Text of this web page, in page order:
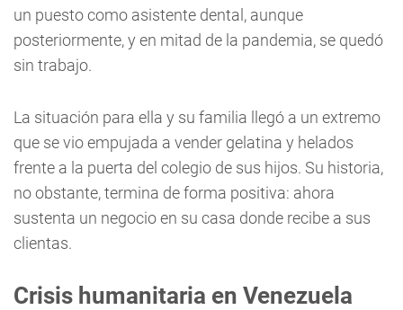
un puesto como asistente dental, aunque
posteriormente, y en mitad de la pandemia, se quedó
sin trabajo.
La situación para ella y su familia llegó a un extremo
que se vio empujada a vender gelatina y helados
frente a la puerta del colegio de sus hijos. Su historia,
no obstante, termina de forma positiva: ahora
sustenta un negocio en su casa donde recibe a sus
clientas.
Crisis humanitaria en Venezuela